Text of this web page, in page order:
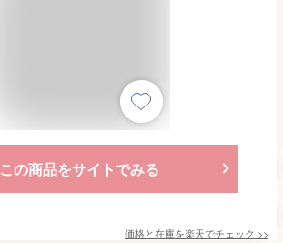
この商品をサイトでみる
価格と在庫を楽天でチェック >>